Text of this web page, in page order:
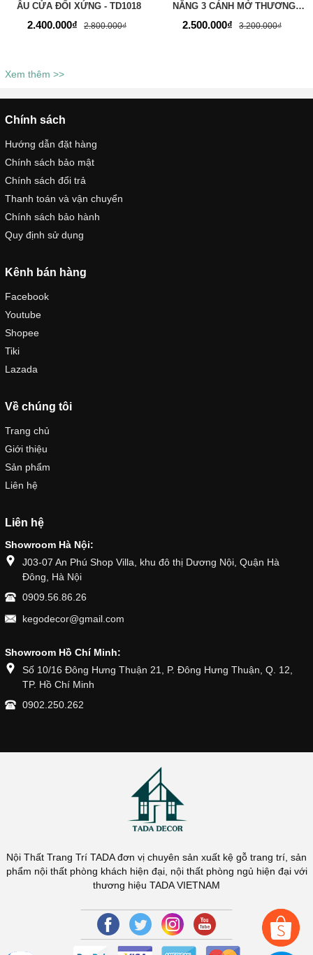
ÂU CỬA ĐỐI XỨNG - TD1018
2.400.000₫ 2.800.000₫
NĂNG 3 CÁNH MỞ THƯƠNG
HIỆU TADA - TD3201
2.500.000₫ 3.200.000₫
Xem thêm >>
Chính sách
Hướng dẫn đặt hàng
Chính sách bảo mật
Chính sách đổi trả
Thanh toán và vận chuyển
Chính sách bảo hành
Quy định sử dụng
Kênh bán hàng
Facebook
Youtube
Shopee
Tiki
Lazada
Về chúng tôi
Trang chủ
Giới thiệu
Sản phẩm
Liên hệ
Liên hệ
Showroom Hà Nội:
J03-07 An Phú Shop Villa, khu đô thị Dương Nội, Quận Hà
Đông, Hà Nội
0909.56.86.26
kegodecor@gmail.com
Showroom Hồ Chí Minh:
Số 10/16 Đông Hưng Thuận 21, P. Đông Hưng Thuận, Q. 12,
TP. Hồ Chí Minh
0902.250.262
Nội Thất Trang Trí TADA đơn vị chuyên sản xuất kệ gỗ trang trí, sản
phẩm nội thất phòng khách hiện đại, nội thất phòng ngủ hiện đại với
thương hiệu TADA VIETNAM